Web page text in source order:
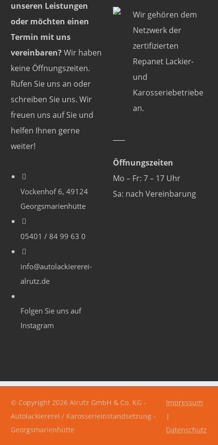
unseren Leistungen
oder möchten einen
Termin mit uns
vereinbaren?Wir haben
keine Öffnungszeiten.
Rufen Sie uns an oder
schreiben Sie uns. Wir
freuen uns auf Sie und
helfen Ihnen gerne
weiter!
Vockenhof 6, 49124
Georgsmarienhütte
05401 / 84 99 63 0
info@autolackiererei-
alrutz.de
Folgen Sie uns auf
Instagram
Wir gehören dem
Netzwerk der
zertifizierten
Repanet Lackier-
und
Karosseriebetriebe
an.
Öffnungszeiten
Mo – Fr: 7 – 17 Uhr
Sa: nach Vereinbarung
© Copyright 2026 Alrutz GmbH & Co. KG -
Autolackiererei / Karosserieinstandsetzung -
Georgsmarienhütte
Impressum
|
Datenschutz